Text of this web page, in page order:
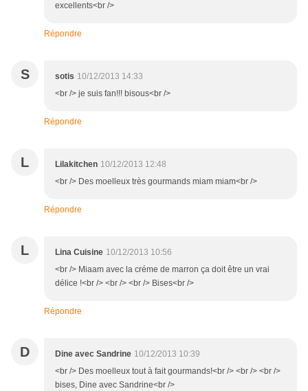
excellents<br />
Répondre
S sotis 10/12/2013 14:33
<br /> je suis fan!!! bisous<br />
Répondre
L Lilakitchen 10/12/2013 12:48
<br /> Des moelleux très gourmands miam miam<br />
Répondre
L Lina Cuisine 10/12/2013 10:56
<br /> Miaam avec la créme de marron ça doit être un vrai
délice !<br /> <br /> <br /> Bises<br />
Répondre
D Dine avec Sandrine 10/12/2013 10:39
<br /> Des moelleux tout à fait gourmands!<br /> <br /> <br />
bises, Dine avec Sandrine<br />